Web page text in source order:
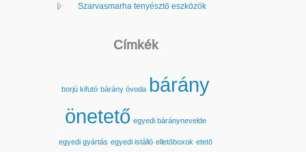
Szarvasmarha tenyésztő eszközök
Címkék
borjú kifutó bárány óvoda bárány
önetető egyedi báránynevelde
egyedi gyártás egyedi istálló elletőboxok etető